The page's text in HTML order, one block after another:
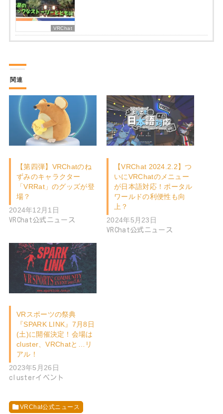
VRChat
関連
【第四弾】VRChatのね
ずみのキャラクター
「VRRat」のグッズが登
場？
2024年12月1日
VRChat公式ニュース
【VRChat 2024.2.2】つ
いにVRChatのメニュー
が日本語対応！ポータル
ワールドの利便性も向
上？
2024年5月23日
VRChat公式ニュース
VRスポーツの祭典
『SPARK LINK』7月8日
(土)に開催決定！会場は
cluster、VRChatと…リ
アル！
2023年5月26日
clusterイベント
VRChat公式ニュース